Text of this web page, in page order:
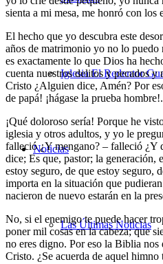
Iglesia El Redentor
Noticias
Las Últimas Noticias
sienta a mi mesa, me honró con los
El hecho que yo descubra este
años de matrimonio yo no lo puedo
es exactamente lo que Dios ha
cuenta nuestros delitos y pecados
Cristo ¿Alguien dice, Amén? Por
de papá! ¡hágase la prueba hombre!.
¡Qué doloroso sería! Porque he
iglesia y otros adultos, y yo le
falleció ¿Y mengano? – falleció ¿Y
dice; Es que, pastor; la generación,
estoy seguro, de que estoy seguro,
importa en la situación que
nacieron de nuevo estarán en la
No, si el enemigo te puede hacer
poner mil cosas en la cabeza; que
no eres digno. Por eso la Biblia nos
Cristo. ¿Se acuerda de aquel